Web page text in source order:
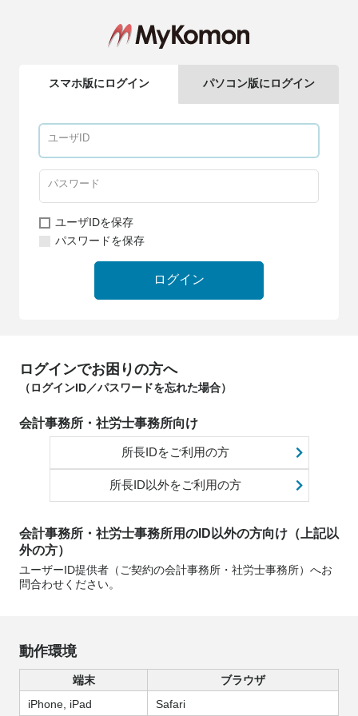
スマホ版にログイン パソコン版にログイン
ユーザIDを保存
パスワードを保存
ログイン
ログインでお困りの方へ
（ログインID／パスワードを忘れた場合）
会計事務所・社労士事務所向け
所長IDをご利用の方
所長ID以外をご利用の方
会計事務所・社労士事務所用のID以外の方向け（上記以
外の方）
ユーザーID提供者（ご契約の会計事務所・社労士事務所）へお
問合わせください。
動作環境
端末
ブラウザ
iPhone, iPad
Safari